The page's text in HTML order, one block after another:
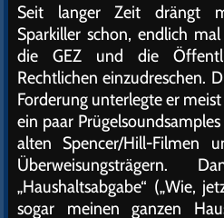
Seit langer Zeit drängt
Sparkiller schon, endlich
die GEZ und die
Rechtlichen einzudreschen.
Forderung unterlegte er
ein paar
alten Spencer/Hill-Filmen
Überweisungsträgern.
„Haushaltsabgabe“ („Wie,
sogar meinen ganzen